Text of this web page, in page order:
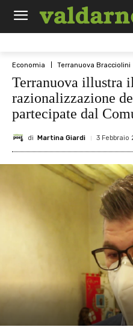
Economia Terranuova Bracciolini
Terranuova illustra
razionalizzazione
partecipate dal
di Martina Giardi 3 Febbraio